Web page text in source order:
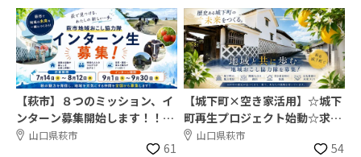
【萩市】８つのミッション、イ
ンターン募集開始します！！！
【年齢不問】
山口県萩市
61
【城下町×空き家活用】☆城下
町再生プロジェクト始動☆求
む!! 地域おこし協力隊！
山口県萩市
54